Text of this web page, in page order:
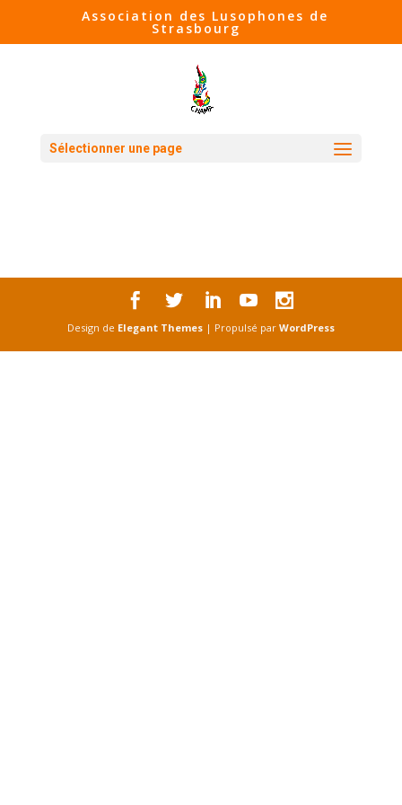
Association des Lusophones de
Strasbourg
Sélectionner une page
Design de Elegant Themes| Propulsé par WordPress